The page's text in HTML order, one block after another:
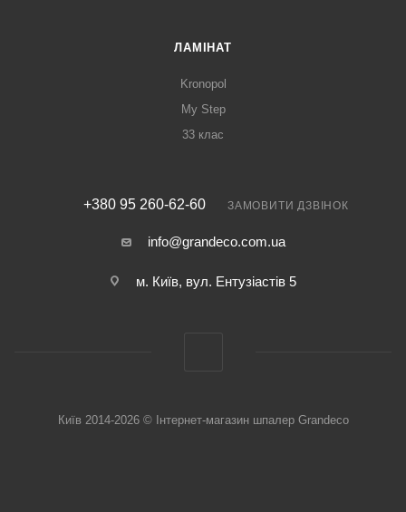
ЛАМІНАТ
Kronopol
My Step
33 клас
+380 95 260-62-60 ЗАМОВИТИ ДЗВІНОК
info@grandeco.com.ua
м. Київ, вул. Ентузіастів 5
Київ 2014-2026 © Інтернет-магазин шпалер Grandeco